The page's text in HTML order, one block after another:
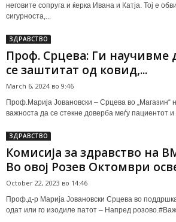
неговите сопруга и ќерка Ивана и Катја. Тој е
сигурноста,...
ЗДРАВСТВО
Проф. Срцева: Ги научивме
се заштитат од ковид,...
March 6, 2024 во 9:46
Проф.Марија Јовановски – Срцева во „Магазин“
важноста да се стекне доверба меѓу пациентот и
ЗДРАВСТВО
Комисија за здравство на
Во овој Розев Октомври
October 22, 2023 во 14:46
Проф.д-р Марија Јовановски Срцева во
одат или го изодиле патот – Напред